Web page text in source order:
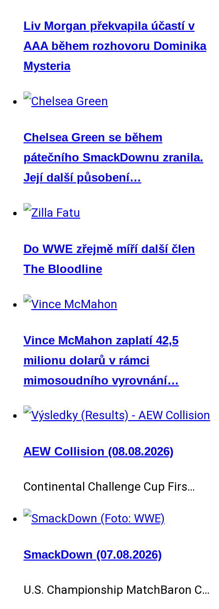
Liv Morgan překvapila účastí v
AAA během rozhovoru Dominika
Mysteria
Chelsea Green se během
pátečního SmackDownu zranila.
Její další působení…
Do WWE zřejmě míří další člen
The Bloodline
Vince McMahon zaplatí 42,5
milionu dolarů v rámci
mimosoudního vyrovnání…
AEW Collision (08.08.2026)
Continental Challenge Cup Firs…
SmackDown (07.08.2026)
U.S. Championship MatchBaron C…